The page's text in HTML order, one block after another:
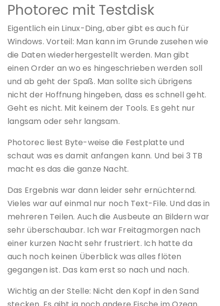
Photorec mit Testdisk
Eigentlich ein Linux-Ding, aber gibt es auch für
Windows. Vorteil: Man kann im Grunde zusehen wie
die Daten wiederhergestellt werden. Man gibt
einen Order an wo es hingeschrieben werden soll
und ab geht der Spaß. Man sollte sich übrigens
nicht der Hoffnung hingeben, dass es schnell geht.
Geht es nicht. Mit keinem der Tools. Es geht nur
langsam oder sehr langsam.
Photorec liest Byte-weise die Festplatte und
schaut was es damit anfangen kann. Und bei 3 TB
macht es das die ganze Nacht.
Das Ergebnis war dann leider sehr ernüchternd.
Vieles war auf einmal nur noch Text-File. Und das in
mehreren Teilen. Auch die Ausbeute an Bildern war
sehr überschaubar. Ich war Freitagmorgen nach
einer kurzen Nacht sehr frustriert. Ich hatte da
auch noch keinen Überblick was alles flöten
gegangen ist. Das kam erst so nach und nach.
Wichtig an der Stelle: Nicht den Kopf in den Sand